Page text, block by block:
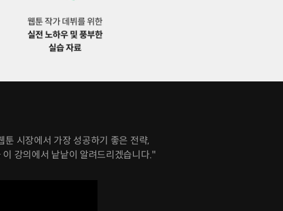
시장에서 가장 성공하기 좋은 전략,
강의에서 낱낱이 알려드리겠습니다."